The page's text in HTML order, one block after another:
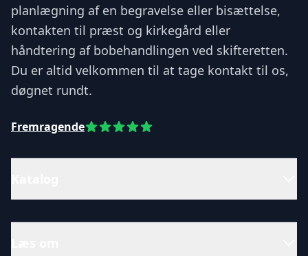
planlægning af en begravelse eller bisættelse,
kontakten til præst og kirkegård eller
håndtering af bobehandlingen ved skifteretten.
Du er altid velkommen til at tage kontakt til os,
døgnet rundt.
Fremragende